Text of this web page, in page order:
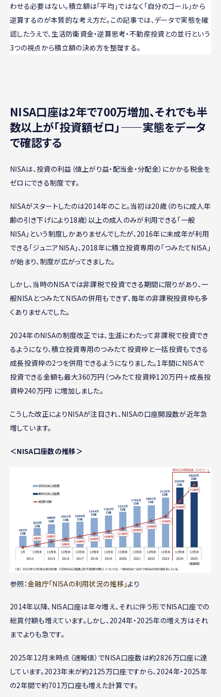
わせる必要はない。積立額は「平均」ではなく「自分のゴール」から
逆算するのが本質的な考え方だ。この記事では、データで実態を確
認したうえで、生活防衛資金・逆算思考・不動産投資との並行という
3つの視点から積立額の決め方を整理する。
NISA口座は2年で700万増加、それでも半
数以上が「投資額ゼロ」——実態をデータ
で確認する
NISAは、投資の利益（値上がり益・配当金・分配金）にかかる税金を
ゼロにできる制度です。
NISAがスタートしたのは2014年のこと。当初は20歳（のちに成人年
齢の引き下げにより18歳）以上の成人のみが利用できる「一般
NISA」という制度しかありませんでしたが、2016年に未成年が利用
できる「ジュニアNISA」、2018年に積立投資専用の「つみたてNISA」
が始まり、制度が広がってきました。
しかし、当時のNISAでは非課税で投資できる期間に限りがあり、一
般NISAとつみたてNISAの併用もできず、毎年の非課税投資枠も多
くありませんでした。
2024年のNISAの制度改正では、生涯にわたって非課税で投資でき
るようになり、積立投資専用のつみたて投資枠と一括投資もできる
成長投資枠の2つを併用できるようになりました。1年間にNISAで
投資できる金額も最大360万円（つみたて投資枠120万円＋成長投
資枠240万円）に増加しました。
こうした改正によりNISAが注目され、NISAの口座開設数が近年急
増しています。
＜NISA口座数の推移＞
参照：金融庁「NISAの利用状況の推移」より
2014年以降、NISA口座は年々増え、それに伴う形でNISA口座での
総買付額も増えています。しかし、2024年・2025年の増え方はそれ
までよりも急です。
2025年12月末時点（速報値）でNISA口座数は約2826万口座に達
しています。2023年末が約2125万口座ですから、2024年・2025年
の2年間で約701万口座も増えた計算です。